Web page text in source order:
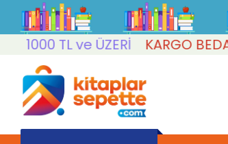
1000 TL ve ÜZERİ
KARGO BEDAVA